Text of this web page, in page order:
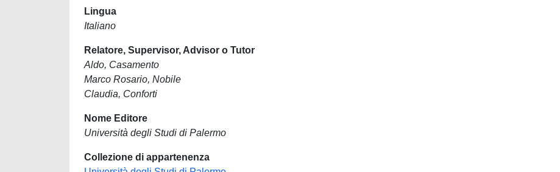
Lingua
Italiano
Relatore, Supervisor, Advisor o Tutor
Aldo, Casamento
Marco Rosario, Nobile
Claudia, Conforti
Nome Editore
Università degli Studi di Palermo
Collezione di appartenenza